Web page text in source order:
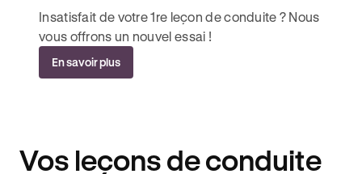
Insatisfait de votre 1re leçon de conduite ? Nous
vous offrons un nouvel essai !
En savoir plus
Vos leçons de conduite